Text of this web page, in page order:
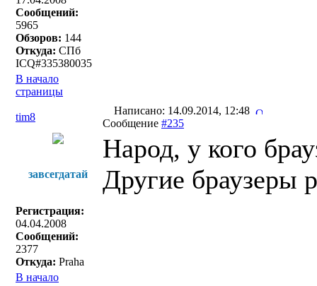
Сообщений:
5965
Обзоров: 144
Откуда: СПб
ICQ#335380035
В начало
страницы
tim8
Написано: 14.09.2014, 12:48
Сообщение #235
завсегдатай
Регистрация:
04.04.2008
Сообщений:
2377
Откуда: Praha
Народ, у кого
Другие браузеры
В начало